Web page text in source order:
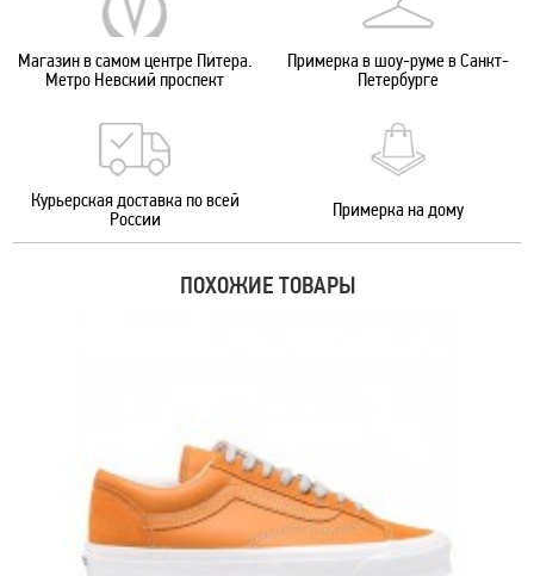
Магазин в самом центре Питера.
Метро Невский проспект
Примерка в шоу-руме в Санкт-
Петербурге
Курьерская доставка по всей
России
Примерка на дому
ПОХОЖИЕ ТОВАРЫ